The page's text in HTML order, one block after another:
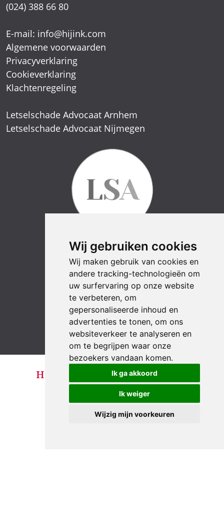
Wij gebruiken cookies
Wij maken gebruik van cookies en
andere tracking-technologieën om
uw surfervaring op onze website
te verbeteren, om
gepersonaliseerde inhoud en
advertenties te tonen, om ons
websiteverkeer te analyseren en
om te begrijpen waar onze
bezoekers vandaan komen.
Ik ga akkoord
Ik weiger
Wijzig mijn voorkeuren
(024) 388 66 80
E-mail: info@hijink.com
Algemene voorwaarden
Privacyverklaring
Cookieverklaring
Klachtenregeling
Letselschade Advocaat Arnhem
Letselschade Advocaat Nijmegen
LinkedIn YouTube InstagramFacebook